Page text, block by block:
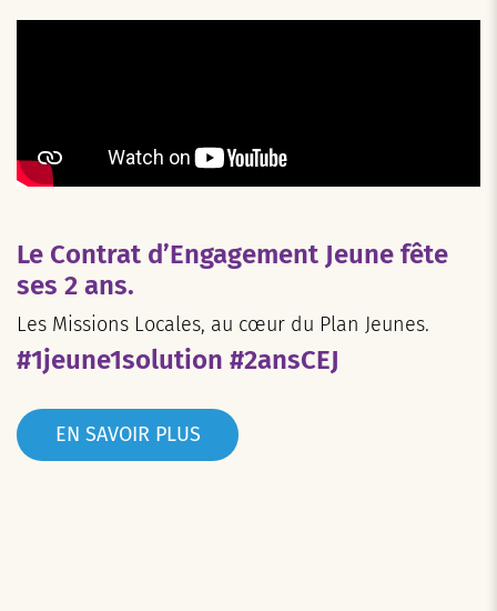
Le Contrat d’Engagement Jeune fête
ses 2 ans.
Les Missions Locales, au cœur du Plan Jeunes.
#1jeune1solution #2ansCEJ
EN SAVOIR PLUS